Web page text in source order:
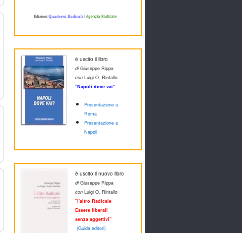
è uscito il libro
diGiuseppe Rippa
con Luigi O. Rintallo
"Napoli dove vai"
Presentazione a
Roma
Presentazione a
Napoli
è uscito il nuovo libro
diGiuseppe Rippa
con Luigi O. Rintallo
"l'altro Radicale
Essere liberali
senza aggettivi"
(Guida editori)